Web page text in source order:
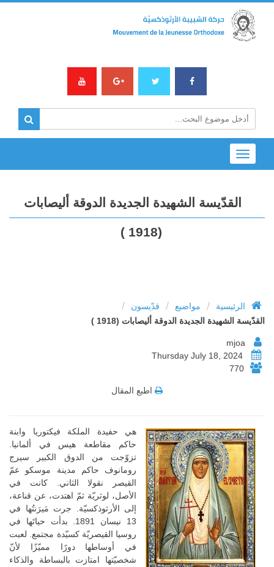
Toggle
navigation
القدّيسة الشهيدة الجديدة الدوقة أليصابات
(1918 )
الرئيسية / مواضيع / قدّيسون /
القدّيسة الشهيدة الجديدة الدوقة أليصابات (1918 )
770
اطبع المقال
هي حفيدة الملكة فيكتوريا وابنة
حاكم مقاطعة هيس في ألمانيا.
تزوّجت من الدوق الكبير سيرج
رومانوف حاكم مدينة موسكو عمّ
القيصر نقولا الثاني. كانت في
الأصل، لوثريّة ثمّ اهتدت، عن قناعة،
إلى الأرثوذكسيّة. جرت مَيرَنتُها في
13 نيسان 1891. بدأت حياتَها في
روسيا القيصريّة كسيّدة مجتمع. لعبت
في أوساطها دورًا مميّزًا لأنّ
شخصيّتها امتازت بالبساطة والذكاء